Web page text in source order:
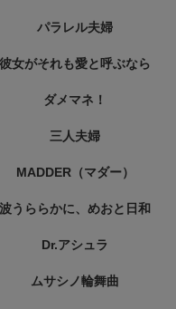
パラレル夫婦
彼女がそれも愛と呼ぶなら
ダメマネ！
三人夫婦
MADDER（マダー）
波うららかに、めおと日和
Dr.アシュラ
ムサシノ輪舞曲